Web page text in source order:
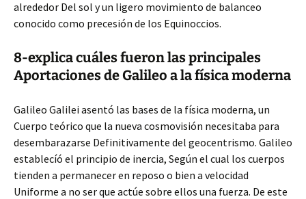
alrededor Del sol y un ligero movimiento de balanceo
conocido como precesión de los Equinoccios.
8-explica cuáles fueron las principales
Aportaciones de Galileo a la física moderna
Galileo Galilei asentó las bases de la física moderna, un
Cuerpo teórico que la nueva cosmovisión necesitaba para
desembarazarse Definitivamente del geocentrismo. Galileo
establecíó el principio de inercia, Según el cual los cuerpos
tienden a permanecer en reposo o bien a velocidad
Uniforme a no ser que actúe sobre ellos una fuerza. De este